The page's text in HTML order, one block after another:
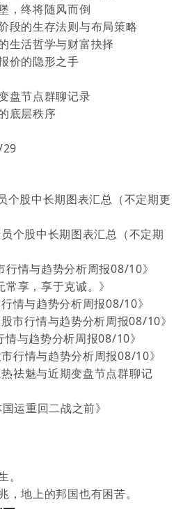
，终将随风而倒
段的生存法则与布局策略
生活哲学与财富抉择
价的隐形之手
盘节点群聊记录
底层秩序
29
个股中长期图表汇总（不定期更
个股中长期图表汇总（不定期
行情与趋势分析周报08/10》
常享，享于克诚。 》
情与趋势分析周报08/10》
股市行情与趋势分析周报08/10》
情与趋势分析周报08/10》
行情与趋势分析周报08/10》
祛魅与近期变盘节点群聊记
国运重回二战之前》
，地上的邦国也有困苦。